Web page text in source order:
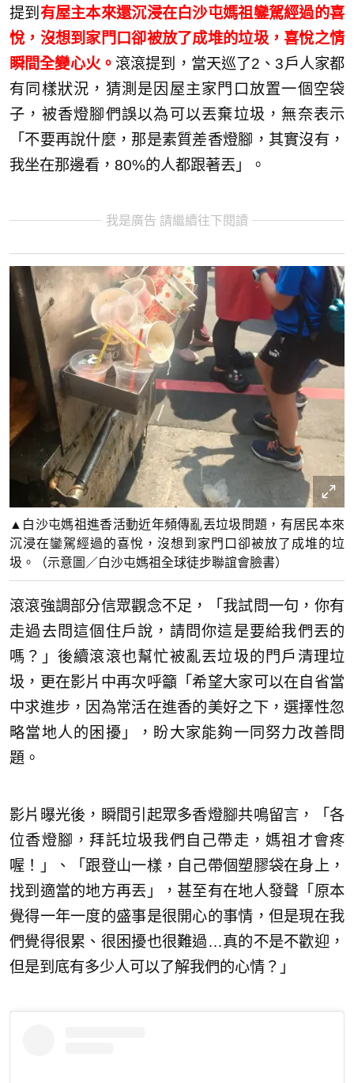
提到 有屋主本來還沉浸在白沙屯媽祖鑾駕經過的喜
悅，沒想到家門口卻被放了成堆的垃圾，喜悅之情
瞬間全變心火。 滾滾提到，當天巡了2、3戶人家都
有同樣狀況，猜測是因屋主家門口放置一個空袋
子，被香燈腳們誤以為可以丟棄垃圾，無奈表示
「不要再說什麼，那是素質差香燈腳，其實沒有，
我坐在那邊看，80%的人都跟著丟」。
我是廣告 請繼續往下閱讀
▲白沙屯媽祖進香活動近年頻傳亂丟垃圾問題，有居民本來
沉浸在鑾駕經過的喜悅，沒想到家門口卻被放了成堆的垃
圾。（示意圖／白沙屯媽祖全球徒步聯誼會臉書）
滾滾強調部分信眾觀念不足，「我試問一句，你有
走過去問這個住戶說，請問你這是要給我們丟的
嗎？」後續滾滾也幫忙被亂丟垃圾的門戶清理垃
圾，更在影片中再次呼籲「希望大家可以在自省當
中求進步，因為常活在進香的美好之下，選擇性忽
略當地人的困擾」，盼大家能夠一同努力改善問
題。
影片曝光後，瞬間引起眾多香燈腳共鳴留言，「各
位香燈腳，拜託垃圾我們自己帶走，媽祖才會疼
喔！」、「跟登山一樣，自己帶個塑膠袋在身上，
找到適當的地方再丟」，甚至有在地人發聲「原本
覺得一年一度的盛事是很開心的事情，但是現在我
們覺得很累、很困擾也很難過…真的不是不歡迎，
但是到底有多少人可以了解我們的心情？」